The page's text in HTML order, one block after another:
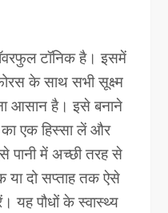
टॉनिक है। इसमें
के साथ सभी सूक्ष्म
आसान है। इसे बनाने
एक हिस्सा लें और
पानी में अच्छी तरह से
दो सप्ताह तक ऐसे
यह पौधों के स्वास्थ्य